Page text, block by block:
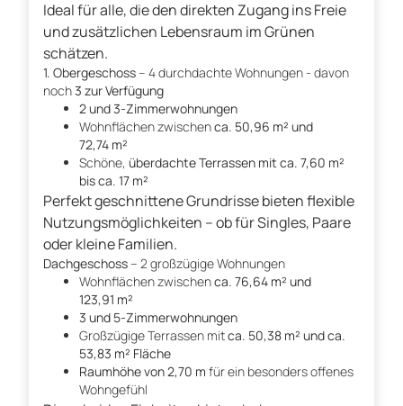
Ideal für alle, die den direkten Zugang ins Freie
und zusätzlichen Lebensraum im Grünen
schätzen.
1. Obergeschoss– 4 durchdachte Wohnungen - davon
noch3 zur Verfügung
2 und 3-Zimmerwohnungen
Wohnflächen zwischenca. 50,96 m² und
72,74 m²
Schöne, überdachte Terrassen mit ca. 7,60 m²
bis ca. 17 m²
Perfekt geschnittene Grundrisse bieten flexible
Nutzungsmöglichkeiten – ob für Singles, Paare
oder kleine Familien.
Dachgeschoss– 2 großzügige Wohnungen
Wohnflächen zwischenca. 76,64 m² und
123,91 m²
3 und 5-Zimmerwohnungen
Großzügige Terrassen mitca. 50,38 m² und ca.
53,83 m² Fläche
Raumhöhe von 2,70 m für ein besonders offenes
Wohngefühl